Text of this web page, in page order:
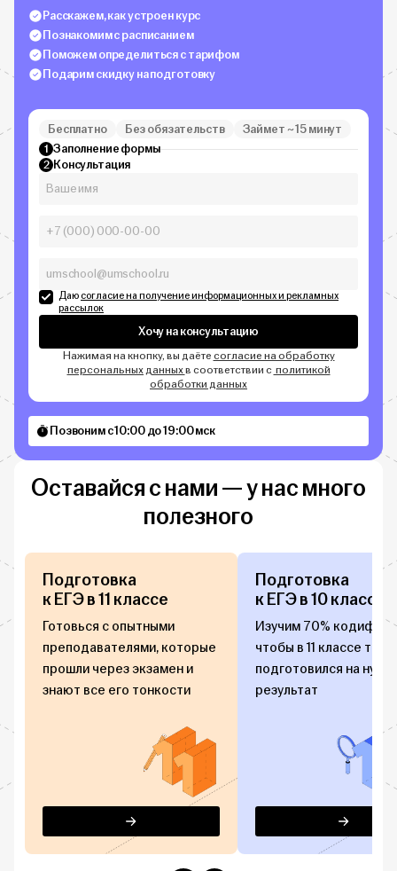
Расскажем, как устроен курс
Познакомим с расписанием
Поможем определиться с тарифом
Подарим скидку на подготовку
Бесплатно Без обязательств Займет ~ 15 минут
1 Заполнение формы
2 Консультация
Даюсогласие на получение информационных и рекламных
рассылок
Хочу на консультацию
Нажимая на кнопку, вы даётесогласие на обработку
персональных данныхв соответствии с политикой
обработки данных
Позвоним с 10:00 до 19:00 мск
Оставайся с нами — у нас много
полезного
Подготовка
к ЕГЭ в 11 классе
Готовься с опытными
преподавателями, которые
прошли через экзамен и
знают все его тонкости
Перейти
Подготовка
к ЕГЭ в 10 классе
Изучим 70%
чтобы в 11 классе ты
подготовился на
результат
Перейти